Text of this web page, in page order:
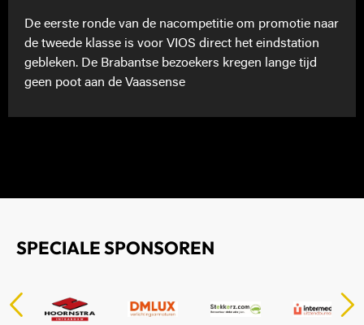
De eerste ronde van de nacompetitie om promotie naar
de tweede klasse is voor VIOS direct het eindstation
gebleken. De Brabantse bezoekers kregen lange tijd
geen poot aan de Vaassense
SPECIALE SPONSOREN